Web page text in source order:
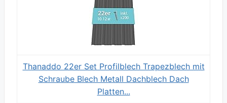
Thanaddo 22er Set Profilblech Trapezblech mit
Schraube Blech Metall Dachblech Dach
Platten...